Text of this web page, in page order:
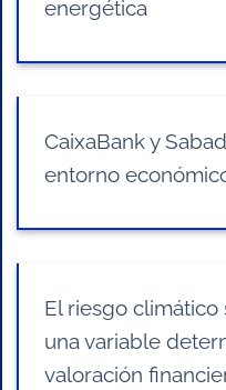
energética
CaixaBank y
entorno
El riesgo
una variable
valoración